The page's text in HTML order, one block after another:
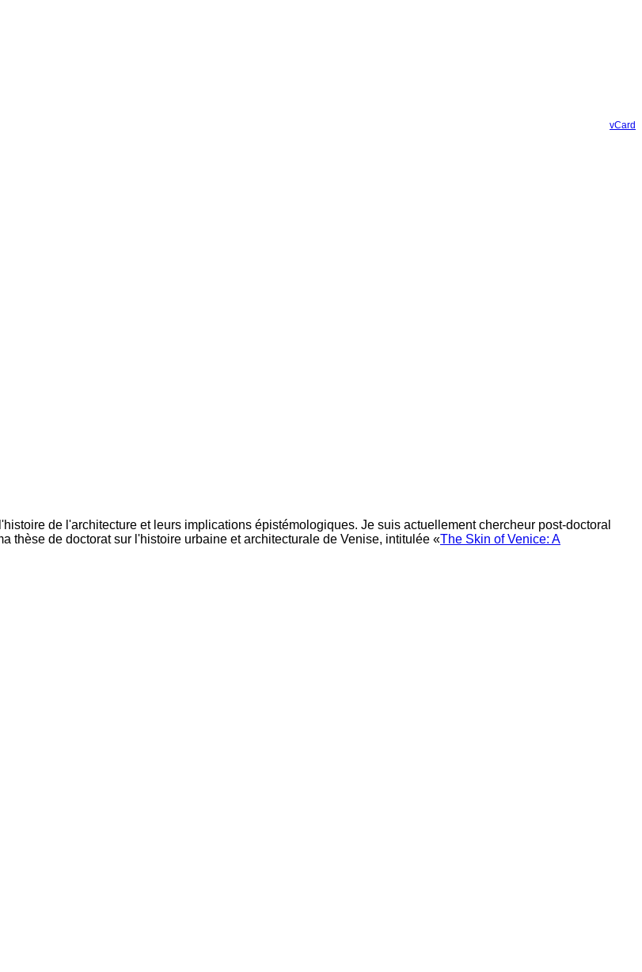
vCard
de l'architecture et leurs implications épistémologiques. Je suis actuellement chercheur post-doctoral
thèse de doctorat sur l'histoire urbaine et architecturale de Venise, intitulée «The Skin of Venice: A